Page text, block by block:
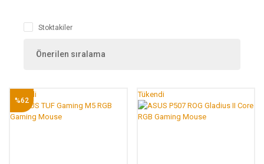
Stoktakiler
%62
Tükendi Tükendi